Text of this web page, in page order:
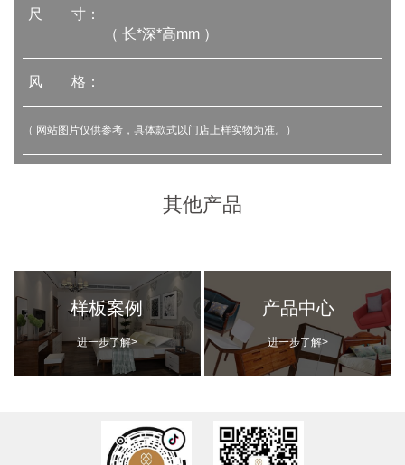
尺 寸：
（ 长*深*高mm ）
风 格：
（ 网站图片仅供参考，具体款式以门店上样实物为准。）
其他产品
样板案例
进一步了解>
产品中心
进一步了解>